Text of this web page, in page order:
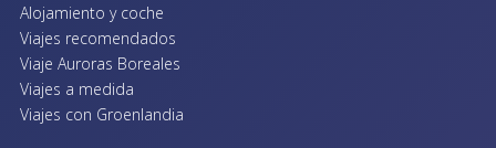
Alojamiento y coche
Viajes recomendados
Viaje Auroras Boreales
Viajes a medida
Viajes con Groenlandia